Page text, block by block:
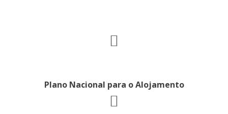
Plano Nacional para o Alojamento